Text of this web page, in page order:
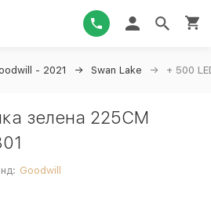
- 2021 Swan Lake + 500
зелена 225CM
Goodwill